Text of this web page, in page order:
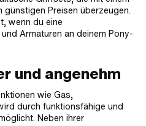
Preisen überzeugen.
wenn du eine
Armaturen an deinem Pony-
und angenehm
wie Gas,
durch funktionsfähige und
Neben ihrer